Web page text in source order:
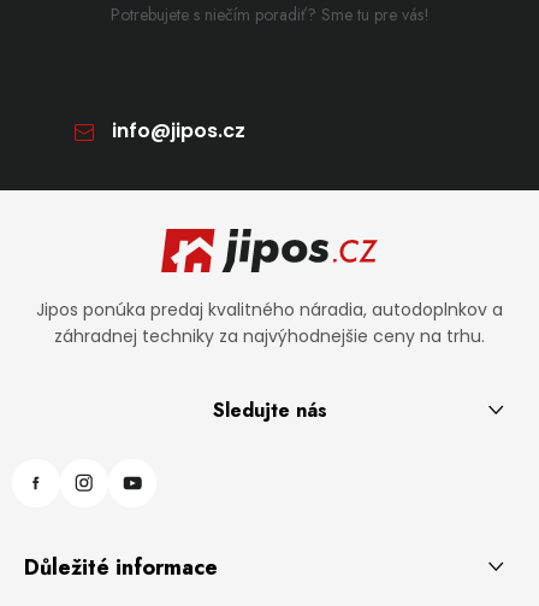
Potrebujete s niečím poradiť? Sme tu pre vás!
info@jipos.cz
Jipos ponúka predaj kvalitného náradia, autodoplnkov a
záhradnej techniky za najvýhodnejšie ceny na trhu.
Sledujte nás
Důležité informace